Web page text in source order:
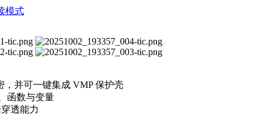
模式
，并可一键集成 VMP 保护壳
函数与变量
透能力